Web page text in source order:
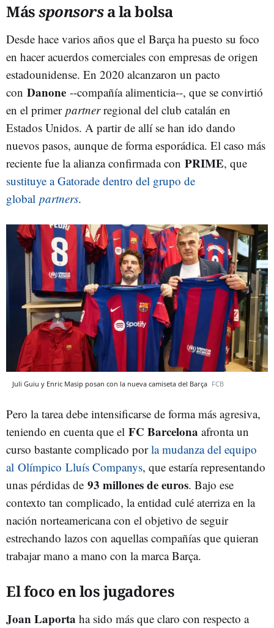
Mássponsorsa la bolsa
Desde hace varios años que el Barça ha puesto su foco
en hacer acuerdos comerciales con empresas de origen
estadounidense. En 2020 alcanzaron un pacto
con Danone --compañía alimenticia--, que se convirtió
en el primer partnerregional del club catalán en
Estados Unidos. A partir de allí se han ido dando
nuevos pasos, aunque de forma esporádica. El caso más
reciente fue la alianza confirmada con PRIME, que
sustituye a Gatorade dentro del grupo de
global partners.
Juli Guiu y Enric Masip posan con la nueva camiseta del Barça FCB
Pero la tarea debe intensificarse de forma más agresiva,
teniendo en cuenta que el FC Barcelona afronta un
curso bastante complicado porla mudanza del equipo
al Olímpico Lluís Companys, que estaría representando
unas pérdidas de 93 millones de euros. Bajo ese
contexto tan complicado, la entidad culé aterriza en la
nación norteamericana con el objetivo de seguir
estrechando lazos con aquellas compañías que quieran
trabajar mano a mano con la marca Barça.
El foco en los jugadores
Joan Laporta ha sido más que claro con respecto a